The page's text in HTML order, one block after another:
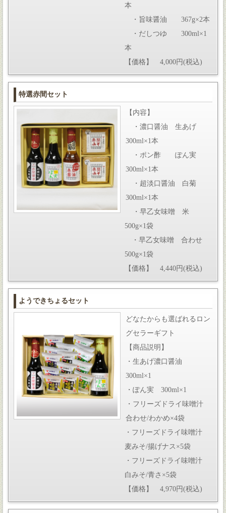
本
・旨味醤油 367g×2本
・だしつゆ 300ml×1
本
【価格】 4,000円(税込)
特選赤間セット
【内容】
・濃口醤油 生あげ
300ml×1本
・ポン酢 ぽん実
300ml×1本
・超淡口醤油 白菊
300ml×1本
・早乙女味噌 米
500g×1袋
・早乙女味噌 合わせ
500g×1袋
【価格】 4,440円(税込)
ようできちょるセット
どなたからも選ばれるロン
グセラーギフト
【商品説明】
・生あげ濃口醤油
300ml×1
・ぽん実 300ml×1
・フリーズドライ味噌汁
合わせ/わかめ×4袋
・フリーズドライ味噌汁
麦みそ/揚げナス×5袋
・フリーズドライ味噌汁
白みそ/青さ×5袋
【価格】 4,970円(税込)